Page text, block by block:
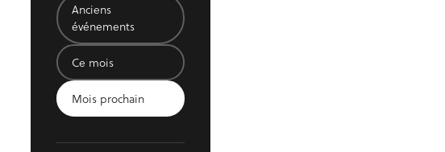
Anciens
événements
Ce mois
Mois prochain